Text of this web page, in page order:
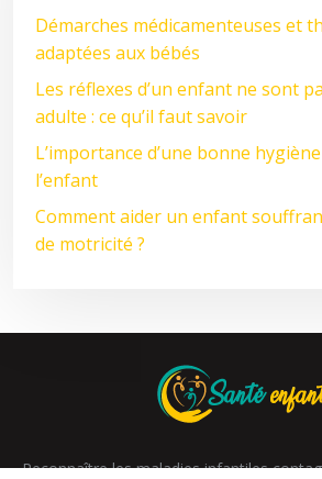
Démarches médicamenteuses et
adaptées aux bébés
Les réflexes d’un enfant ne sont
adulte : ce qu’il faut savoir
L’importance d’une bonne
l’enfant
Comment aider un enfant
de motricité ?
Reconnaître les maladies infantiles